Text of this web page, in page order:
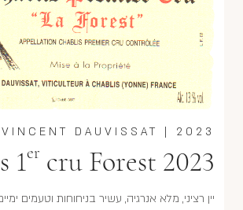
2023
VINCENT DAUVISSAT
1er cru Forest 2023
יין רציני, מלא אנרגיה, עשיר בניחוחות וטעמים